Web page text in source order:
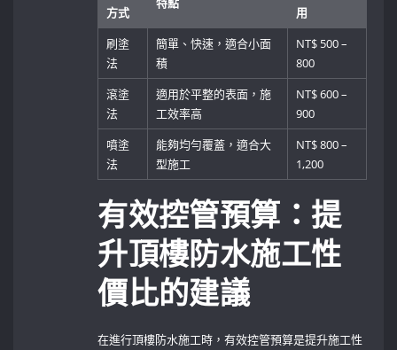
方式
用
刷塗
法
簡單、快速，適合小面
積
NT$ 500 –
800
滾塗
法
適用於平整的表面，施
工效率高
NT$ 600 –
900
噴塗
法
能夠均勻覆蓋，適合大
型施工
NT$ 800 –
1,200
有效控管預算：提
升頂樓防水施工性
價比的建議
在進行頂樓防水施工時，有效控管預算是提升施工性